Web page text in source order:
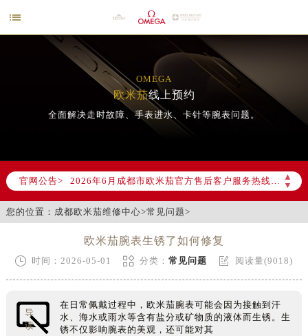

OMEGA
欧米茄线上预约
全面解决走时故障、手表进水、卡针等腕表问题。
官网公告>
▲
▼
2026年6月成都市欧米茄官方售后客户服务热线：400-877-2083
2026年6月欧米茄售后服务中心最新网点地址：
节假日正常营业！
您的位置： 成都欧米茄维修中心>常见问题>
欧米茄腕表生锈了如何修复
 时间：2026-05-01  分类：常见问题  阅读量(9018)
导
读
在日常佩戴过程中，欧米茄腕表可能会因为接触到汗
水、海水或雨水等含有盐分或矿物质的液体而生锈。生
锈不仅影响腕表的美观，还可能对其